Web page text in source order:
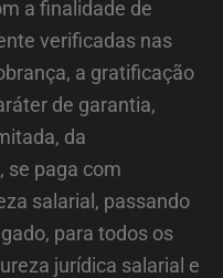
a finalidade de
verificadas nas
a gratificação
de garantia,
da
se paga com
salarial, passando
para todos os
jurídica salarial e